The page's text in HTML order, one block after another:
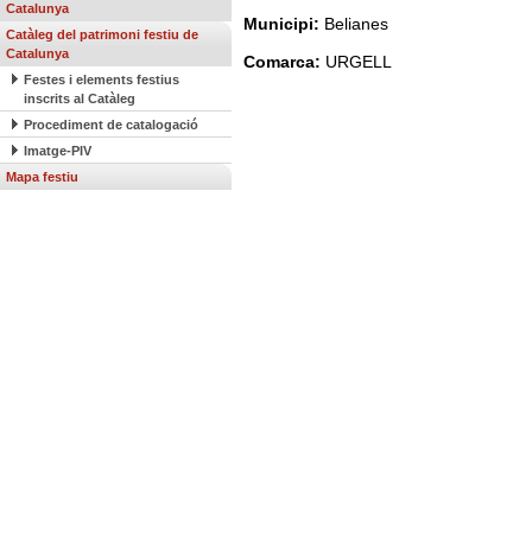
Catalunya
Catàleg del patrimoni festiu de
Catalunya
Festes i elements festius
inscrits al Catàleg
Procediment de catalogació
Imatge-PIV
Mapa festiu
Municipi: Belianes
Comarca: URGELL